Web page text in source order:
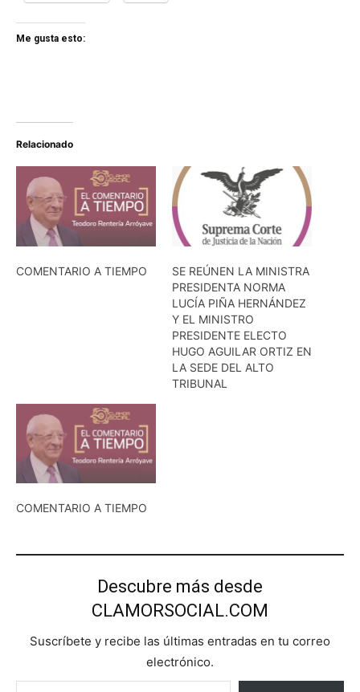
Me gusta esto:
Relacionado
COMENTARIO A TIEMPO
SE REÚNEN LA MINISTRA
PRESIDENTA NORMA
LUCÍA PIÑA HERNÁNDEZ
Y EL MINISTRO
PRESIDENTE ELECTO
HUGO AGUILAR ORTIZ EN
LA SEDE DEL ALTO
TRIBUNAL
COMENTARIO A TIEMPO
Descubre más desde
CLAMORSOCIAL.COM
Suscríbete y recibe las últimas entradas en tu correo
electrónico.
Escribe tu correo electrónico…